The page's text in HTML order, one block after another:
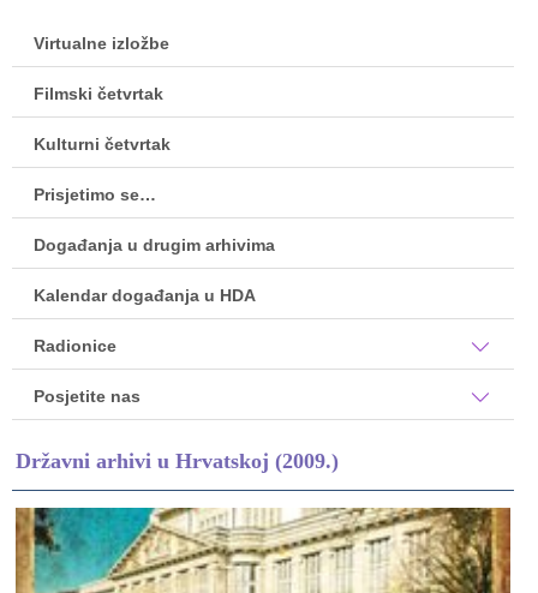
Virtualne izložbe
Filmski četvrtak
Kulturni četvrtak
Prisjetimo se…
Događanja u drugim arhivima
Kalendar događanja u HDA
Radionice
Posjetite nas
Državni arhivi u Hrvatskoj (2009.)